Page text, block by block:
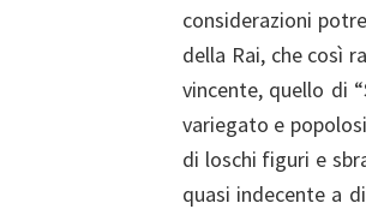
considerazioni
della Rai, che così
vincente, quello di
variegato e
di loschi figuri e
quasi indecente a